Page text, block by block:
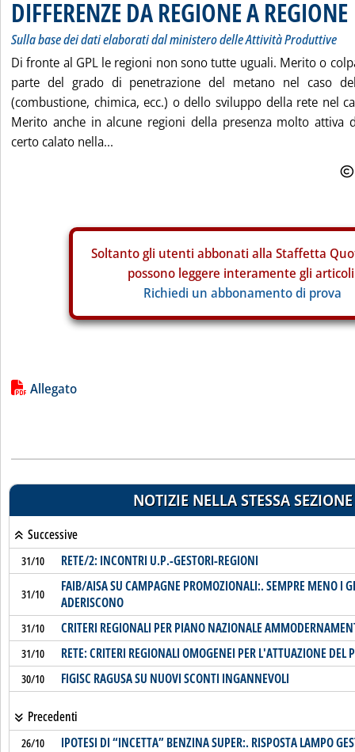
DIFFERENZE DA REGIONE A REGIONE
Sulla base dei dati elaborati dal ministero delle Attività Produttive
Di fronte al GPL le regioni non sono tutte uguali. Merito o
parte del grado di penetrazione del metano nel caso
(combustione, chimica, ecc.) o dello sviluppo della rete nel
Merito anche in alcune regioni della presenza molto attiva
certo calato nella...
Soltanto gli utenti abbonati alla Staffetta
possono leggere interamente gli
Richiedi un abbonamento di prova
Lista allegati PDF alla notizia
Allegato
NOTIZIE NELLA STESSA SEZIONE
Successive
31/10 RETE/2: INCONTRI U.P.-GESTORI-REGIONI
31/10
FAIB/AISA SU CAMPAGNE PROMOZIONALI:. SEMPRE MENO I
ADERISCONO
31/10 CRITERI REGIONALI PER PIANO NAZIONALE
31/10 RETE: CRITERI REGIONALI OMOGENEI PER L'ATTUAZIONE DEL
30/10 FIGISC RAGUSA SU NUOVI SCONTI INGANNEVOLI
Precedenti
26/10 IPOTESI DI “INCETTA” BENZINA SUPER:. RISPOSTA LAMPO